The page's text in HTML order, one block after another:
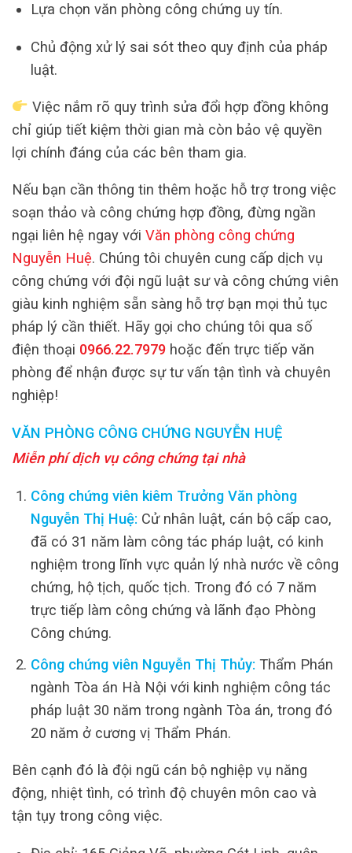
Lựa chọn văn phòng công chứng uy tín.
Chủ động xử lý sai sót theo quy định của pháp
luật.
Việc nắm rõ quy trình sửa đổi hợp đồng không
chỉ giúp tiết kiệm thời gian mà còn bảo vệ quyền
lợi chính đáng của các bên tham gia.
Nếu bạn cần thông tin thêm hoặc hỗ trợ trong việc
soạn thảo và công chứng hợp đồng, đừng ngần
ngại liên hệ ngay với Văn phòng công chứng
Nguyễn Huệ. Chúng tôi chuyên cung cấp dịch vụ
công chứng với đội ngũ luật sư và công chứng viên
giàu kinh nghiệm sẵn sàng hỗ trợ bạn mọi thủ tục
pháp lý cần thiết. Hãy gọi cho chúng tôi qua số
điện thoại 0966.22.7979 hoặc đến trực tiếp văn
phòng để nhận được sự tư vấn tận tình và chuyên
nghiệp!
VĂN PHÒNG CÔNG CHỨNG NGUYỄN HUỆ
Miễn phí dịch vụ công chứng tại nhà
Công chứng viên kiêm Trưởng Văn phòng
Nguyễn Thị Huệ: Cử nhân luật, cán bộ cấp cao,
đã có 31 năm làm công tác pháp luật, có kinh
nghiệm trong lĩnh vực quản lý nhà nước về công
chứng, hộ tịch, quốc tịch. Trong đó có 7 năm
trực tiếp làm công chứng và lãnh đạo Phòng
Công chứng.
Công chứng viên Nguyễn Thị Thủy: Thẩm Phán
ngành Tòa án Hà Nội với kinh nghiệm công tác
pháp luật 30 năm trong ngành Tòa án, trong đó
20 năm ở cương vị Thẩm Phán.
Bên cạnh đó là đội ngũ cán bộ nghiệp vụ năng
động, nhiệt tình, có trình độ chuyên môn cao và
tận tụy trong công việc.